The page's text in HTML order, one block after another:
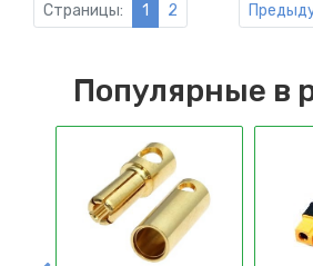
Страницы: 1 2
Популярные в